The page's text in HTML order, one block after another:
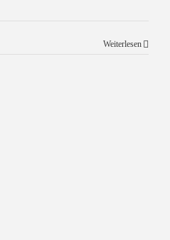
Weiterlesen